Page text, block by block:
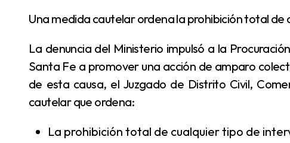
Una medida cautelar ordena la prohibición total de
La denuncia del Ministerio impulsó a la Procuración General de la Corte Suprema de Justicia de
Santa Fe a promover una acción de amparo
de esta causa, el Juzgado de Distrito Civil,
cautelar que ordena:
La prohibición total de cualquier tipo de